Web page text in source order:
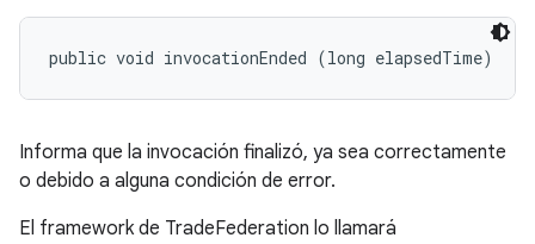
public void invocationEnded (long elapsedTime)
Informa que la invocación finalizó, ya sea correctamente
o debido a alguna condición de error.
El framework de TradeFederation lo llamará